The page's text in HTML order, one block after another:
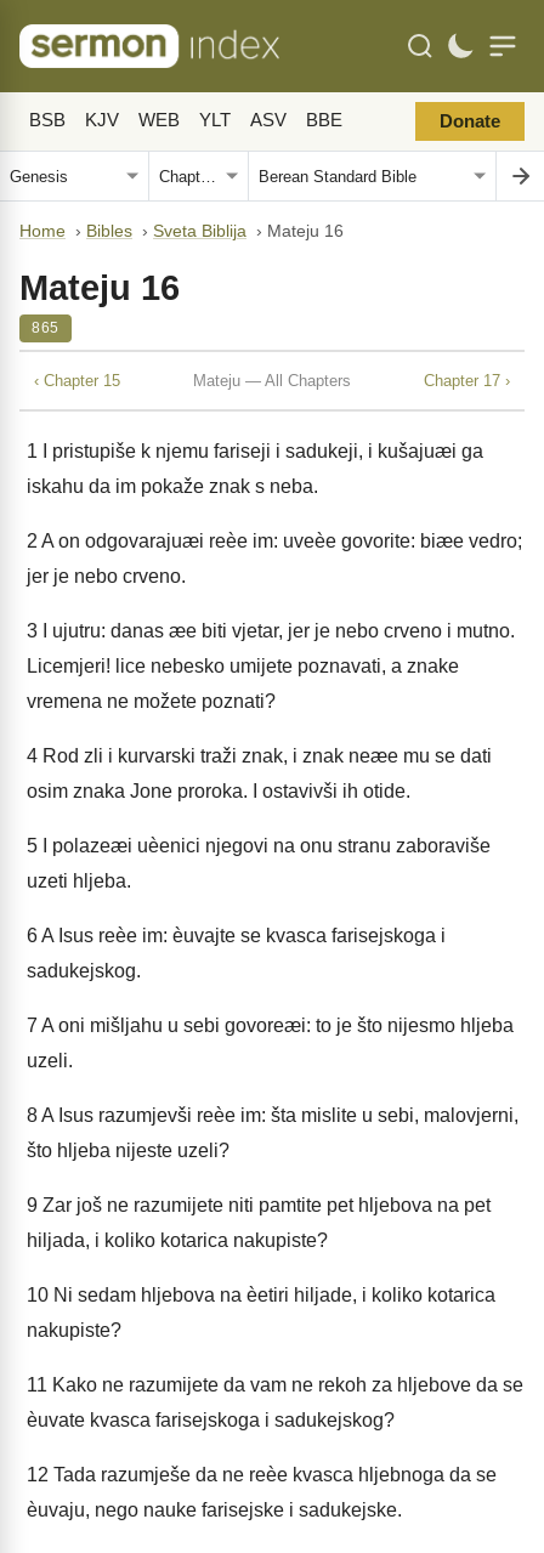
BSB KJV WEB YLT ASV BBE Donate
Home › Bibles › Sveta Biblija › Mateju 16
Mateju 16
865
‹ Chapter 15 Mateju — All Chapters Chapter 17 ›
1 I pristupiše k njemu fariseji i sadukeji, i kušajuæi ga
iskahu da im pokaže znak s neba.
2 A on odgovarajuæi reèe im: uveèe govorite: biæe vedro;
jer je nebo crveno.
3 I ujutru: danas æe biti vjetar, jer je nebo crveno i mutno.
Licemjeri! lice nebesko umijete poznavati, a znake
vremena ne možete poznati?
4 Rod zli i kurvarski traži znak, i znak neæe mu se dati
osim znaka Jone proroka. I ostavivši ih otide.
5 I polazeæi uèenici njegovi na onu stranu zaboraviše
uzeti hljeba.
6A Isus reèe im: èuvajte se kvasca farisejskoga i
sadukejskog.
7 A oni mišljahu u sebi govoreæi: to je što nijesmo hljeba
uzeli.
8A Isus razumjevši reèe im: šta mislite u sebi, malovjerni,
što hljeba nijeste uzeli?
9 Zar još ne razumijete niti pamtite pet hljebova na pet
hiljada, i koliko kotarica nakupiste?
10 Ni sedam hljebova na èetiri hiljade, i koliko kotarica
nakupiste?
11 Kako ne razumijete da vam ne rekoh za hljebove da se
èuvate kvasca farisejskoga i sadukejskog?
12 Tada razumješe da ne reèe kvasca hljebnoga da se
èuvaju, nego nauke farisejske i sadukejske.